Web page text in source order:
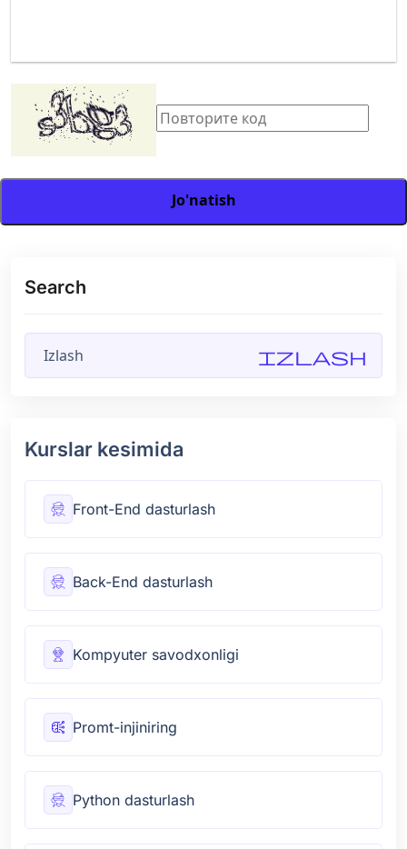
Jo'natish
Search
Izlash
Kurslar kesimida
Front-End dasturlash
Back-End dasturlash
Kompyuter savodxonligi
Promt-injiniring
Python dasturlash